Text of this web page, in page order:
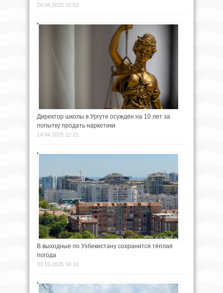
24.04.2025 15:53
Директор школы в Ургуте осуждён на 10 лет за
попытку продать наркотики
14.04.2025 12:21
В выходные по Узбекистану сохранится тёплая
погода
03.10.2025 18:10